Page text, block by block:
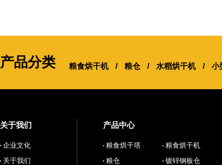
产品分类 粮食烘干机 / 粮仓 / 水稻烘干机 / 小
关于我们
企业文化
关于我们
产品中心
粮食烘干塔
粮食烘干机
粮仓
镀锌钢板仓